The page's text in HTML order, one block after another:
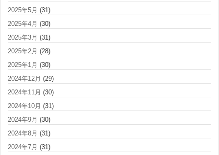
2025年5月 (31)
2025年4月 (30)
2025年3月 (31)
2025年2月 (28)
2025年1月 (30)
2024年12月 (29)
2024年11月 (30)
2024年10月 (31)
2024年9月 (30)
2024年8月 (31)
2024年7月 (31)